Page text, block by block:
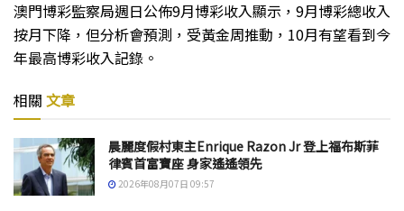
澳門博彩監察局週日公佈9月博彩收入顯示，9月博彩總收入
按月下降，但分析會預測，受黃金周推動，10月有望看到今
年最高博彩收入記錄。
相關 文章
晨麗度假村東主Enrique Razon Jr 登上福布斯菲
律賓首富寶座 身家遙遙領先
2026年08月07日 09:57